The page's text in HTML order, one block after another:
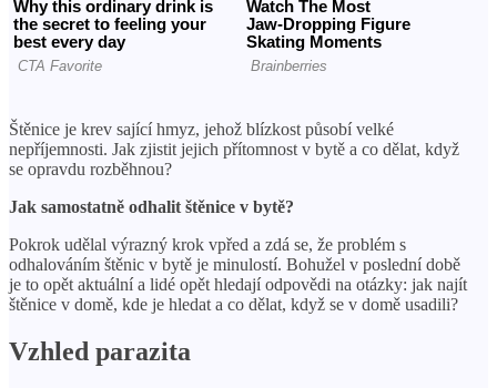
Štěnice je krev sající hmyz, jehož blízkost působí velké
nepříjemnosti. Jak zjistit jejich přítomnost v bytě a co dělat, když
se opravdu rozběhnou?
Jak samostatně odhalit štěnice v bytě?
Pokrok udělal výrazný krok vpřed a zdá se, že problém s
odhalováním štěnic v bytě je minulostí. Bohužel v poslední době
je to opět aktuální a lidé opět hledají odpovědi na otázky: jak najít
štěnice v domě, kde je hledat a co dělat, když se v domě usadili?
Vzhled parazita